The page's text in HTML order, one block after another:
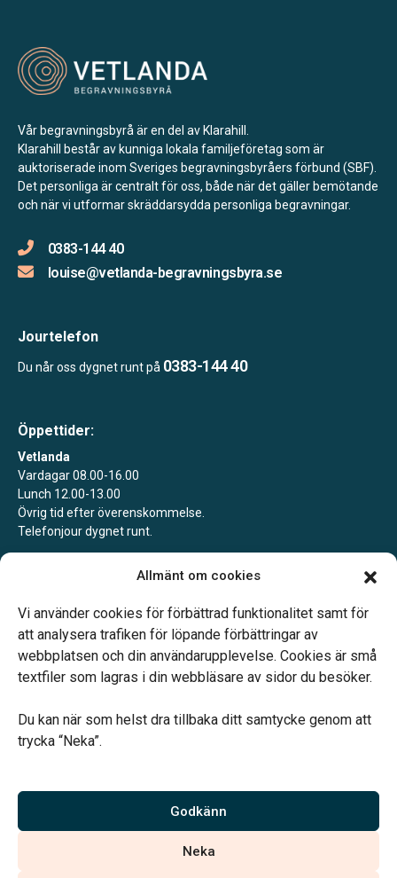
Allmänt om cookies
Vi använder cookies för förbättrad funktionalitet samt för
att analysera trafiken för löpande förbättringar av
webbplatsen och din användarupplevelse. Cookies är små
textfiler som lagras i din webbläsare av sidor du besöker.
Du kan när som helst dra tillbaka ditt samtycke genom att
trycka “Neka”.
Godkänn
Neka
Vår begravningsbyrå är en del av Klarahill.
Klarahill består av kunniga lokala familjeföretag som är
auktoriserade inom Sveriges begravningsbyråers förbund (SBF).
Det personliga är centralt för oss, både när det gäller bemötande
och när vi utformar skräddarsydda personliga begravningar.
0383-144 40
louise@vetlanda-begravningsbyra.se
Jourtelefon
Du når oss dygnet runt på 0383-144 40
Öppettider:
Vetlanda
Vardagar 08.00-16.00
Lunch 12.00-13.00
Övrig tid efter överenskommelse.
Telefonjour dygnet runt.
Jourtelefon dygnet runt.
Vårt systerbolag Verahill hjälper dig med familjejuridiken –
Vi är auktoriserade av Sveriges Begravningsbyråers Förbund och
har högt ställda krav på utbildning, kvalitet, miljö och arbetsmiljö.